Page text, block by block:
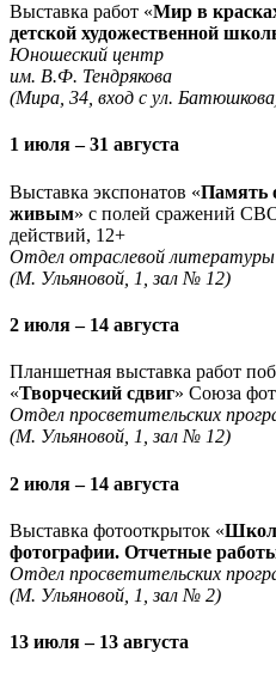
Выставка работ «Мир в
детской художественной
Юношеский центр
им. В.Ф. Тендрякова
(Мира, 34, вход с ул.
1 июля – 31 августа
Выставка экспонатов «Память
живым» с полей сражений
действий, 12+
Отдел отраслевой литературы
(М. Ульяновой, 1, зал № 12)
2 июля – 14 августа
Планшетная выставка работ
«Творческий сдвиг» Союза
Отдел просветительских
(М. Ульяновой, 1, зал № 12)
2 июля – 14 августа
Выставка фотооткрыток «
фотографии. Отчетные
Отдел просветительских
(М. Ульяновой, 1, зал № 2)
13 июля – 13 августа